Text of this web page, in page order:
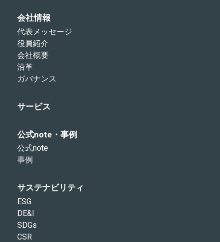
会社情報
代表メッセージ
役員紹介
会社概要
沿革
ガバナンス
サービス
公式note・事例
公式note
事例
サステナビリティ
ESG
DE&I
SDGs
CSR